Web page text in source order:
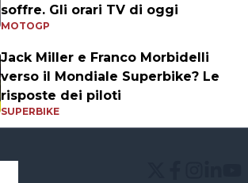
soffre. Gli orari TV di oggi
MOTOGP
Jack Miller e Franco Morbidelli
verso il Mondiale Superbike? Le
risposte dei piloti
SUPERBIKE